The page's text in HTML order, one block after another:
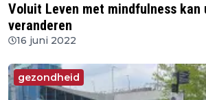
Voluit Leven met mindfulness kan
veranderen
16 juni 2022
gezondheid